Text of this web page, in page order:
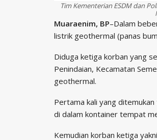
Tim Kementerian ESDM dan
Muaraenim, BP–Dalam
listrik geothermal (panas
Diduga ketiga korban yang
Penindaian, Kecamatan
geothermal.
Pertama kali yang
di dalam kontainer tempat
Kemudian korban ketiga